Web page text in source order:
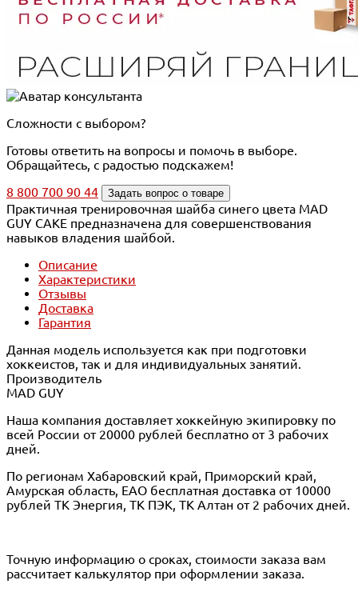
Сложности с выбором?
Готовы ответить на вопросы и помочь в выборе.
Обращайтесь, с радостью подскажем!
8 800 700 90 44
Задать вопрос о товаре
Практичная тренировочная шайба синего цвета MAD
GUY CAKE предназначена для совершенствования
навыков владения шайбой.
Описание
Характеристики
Отзывы
Доставка
Гарантия
Данная модель используется как при подготовки
хоккеистов, так и для индивидуальных занятий.
Производитель
MAD GUY
Наша компания доставляет хоккейную экипировку по
всей России от 20000 рублей бесплатно от 3 рабочих
дней.
По регионам Хабаровский край, Приморский край,
Амурская область, ЕАО бесплатная доставка от 10000
рублей ТК Энергия, ТК ПЭК, ТК Алтан от 2 рабочих дней.
Точную информацию о сроках, стоимости заказа вам
рассчитает калькулятор при оформлении заказа.